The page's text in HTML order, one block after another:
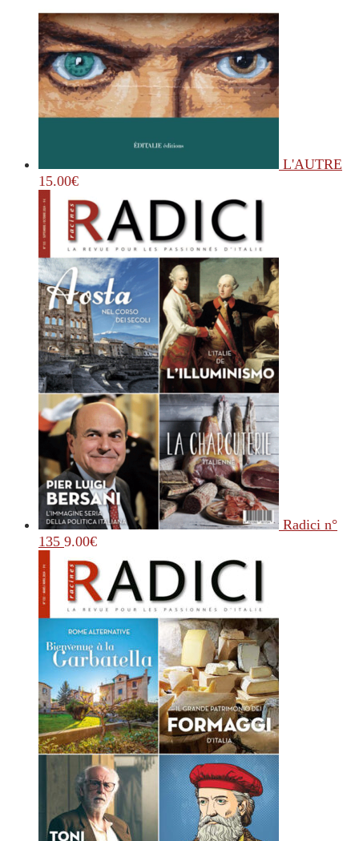
L'AUTRE
15.00€
Radici n°
135 9.00€